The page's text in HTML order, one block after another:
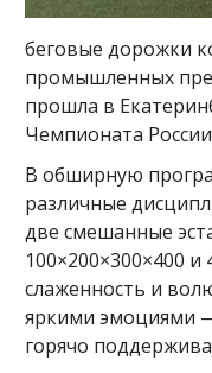
беговые дорожки
промышленных
прошла в
Чемпионата
В обширную
различные
две смешанные
100×200×300×400
слаженность и
яркими эмоциями
горячо